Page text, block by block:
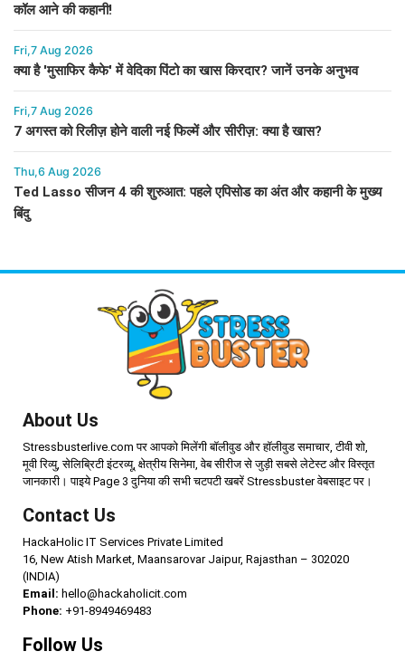
कॉल आने की कहानी!
Fri,7 Aug 2026
क्या है 'मुसाफिर कैफे' में वेदिका पिंटो का खास किरदार? जानें उनके अनुभव
Fri,7 Aug 2026
7 अगस्त को रिलीज़ होने वाली नई फिल्में और सीरीज़: क्या है खास?
Thu,6 Aug 2026
Ted Lasso सीजन 4 की शुरुआत: पहले एपिसोड का अंत और कहानी के मुख्य
बिंदु
About Us
Stressbusterlive.com पर आपको मिलेंगी बॉलीवुड और हॉलीवुड समाचार, टीवी शो,
मूवी रिव्यु, सेलिब्रिटी इंटरव्यू, क्षेत्रीय सिनेमा, वेब सीरीज से जुड़ी सबसे लेटेस्ट और विस्तृत
जानकारी। पाइये Page 3 दुनिया की सभी चटपटी खबरें Stressbuster वेबसाइट पर।
Contact Us
HackaHolic IT Services Private Limited
16, New Atish Market, Maansarovar Jaipur, Rajasthan – 302020
(INDIA)
Email: hello@hackaholicit.com
Phone: +91-8949469483
Follow Us